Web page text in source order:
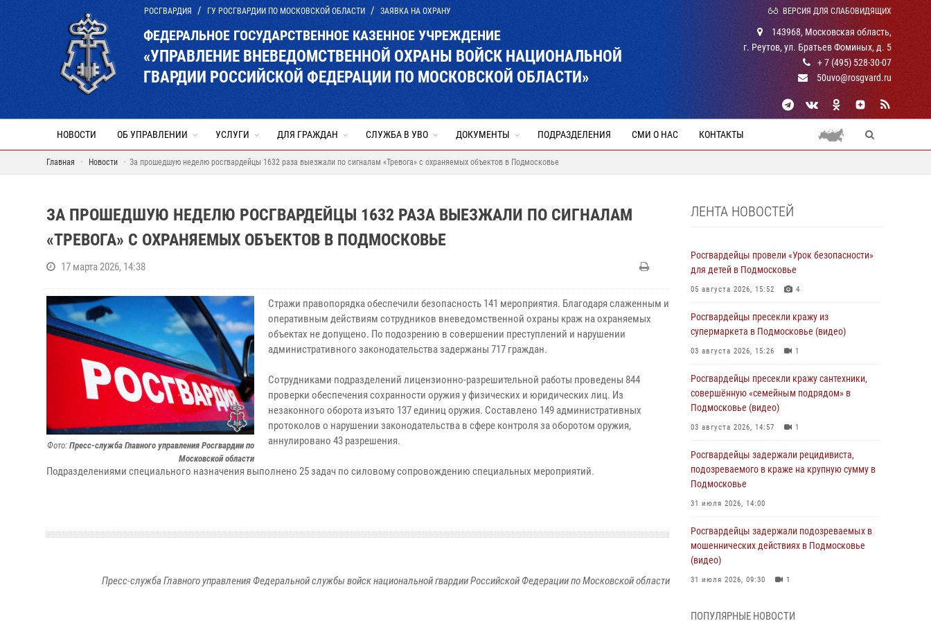
РОСГВАРДИЯ ГУ РОСГВАРДИИ ПО МОСКОВСКОЙ ОБЛАСТИ ЗАЯВКА НА ОХРАНУ ВЕРСИЯ ДЛЯ СЛАБОВИДЯЩИХ
ФЕДЕРАЛЬНОЕ ГОСУДАРСТВЕННОЕ КАЗЕННОЕ УЧРЕЖДЕНИЕ
«УПРАВЛЕНИЕ ВНЕВЕДОМСТВЕННОЙ ОХРАНЫ ВОЙСК НАЦИОНАЛЬНОЙ
ГВАРДИИ РОССИЙСКОЙ ФЕДЕРАЦИИ ПО МОСКОВСКОЙ ОБЛАСТИ»
143968, Московская область,
г. Реутов, ул. Братьев Фоминых, д. 5
+ 7 (495) 528-30-07
50uvo@rosgvard.ru
НОВОСТИ ОБ УПРАВЛЕНИИ УСЛУГИ ДЛЯ ГРАЖДАН СЛУЖБА В УВО ДОКУМЕНТЫ ПОДРАЗДЕЛЕНИЯ СМИ О НАС КОНТАКТЫ
Главная Новости За прошедшую неделю росгвардейцы 1632 раза выезжали по сигналам «Тревога» с охраняемых объектов в Подмосковье
ЗА ПРОШЕДШУЮ НЕДЕЛЮ РОСГВАРДЕЙЦЫ 1632 РАЗА ВЫЕЗЖАЛИ ПО СИГНАЛАМ
«ТРЕВОГА» С ОХРАНЯЕМЫХ ОБЪЕКТОВ В ПОДМОСКОВЬЕ
17 марта 2026, 14:38
Фото: Пресс-служба Главного управления Росгвардии по
Московской области
Стражи правопорядка обеспечили безопасность 141 мероприятия. Благодаря слаженным и
оперативным действиям сотрудников вневедомственной охраны краж на охраняемых
объектах не допущено. По подозрению в совершении преступлений и нарушении
административного законодательства задержаны 717 граждан.
Сотрудниками подразделений лицензионно-разрешительной работы проведены 844
проверки обеспечения сохранности оружия у физических и юридических лиц. Из
незаконного оборота изъято 137 единиц оружия. Составлено 149 административных
протоколов о нарушении законодательства в сфере контроля за оборотом оружия,
аннулировано 43 разрешения.
Подразделениями специального назначения выполнено 25 задач по силовому сопровождению специальных мероприятий.
Пресс-служба Главного управления Федеральной службы войск национальной гвардии Российской Федерации по Московской области
ЛЕНТА НОВОСТЕЙ
Росгвардейцы провели «Урок безопасности»
для детей в Подмосковье
05 августа 2026, 15:52 4
Росгвардейцы пресекли кражу из
супермаркета в Подмосковье (видео)
03 августа 2026, 15:26 1
Росгвардейцы пресекли кражу сантехники,
совершённую «семейным подрядом» в
Подмосковье (видео)
03 августа 2026, 14:57 1
Росгвардейцы задержали рецидивиста,
подозреваемого в краже на крупную сумму в
Подмосковье
31 июля 2026, 14:00
Росгвардейцы задержали подозреваемых в
мошеннических действиях в Подмосковье
(видео)
31 июля 2026, 09:30 1
ПОПУЛЯРНЫЕ НОВОСТИ